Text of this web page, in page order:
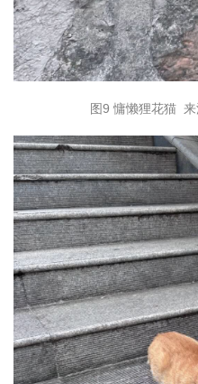
图9 慵懒狸花猫